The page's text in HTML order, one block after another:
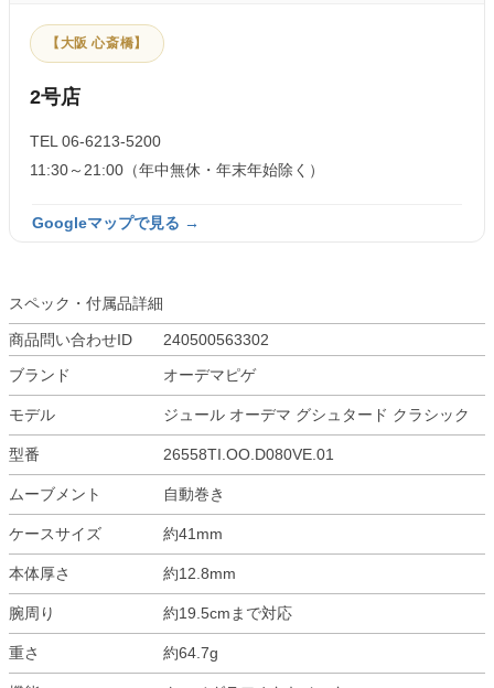
【大阪 心斎橋】
2号店
TEL 06-6213-5200
11:30～21:00（年中無休・年末年始除く）
Googleマップで見る →
スペック・付属品詳細
商品問い合わせID
240500563302
ブランド
オーデマピゲ
モデル ジュール オーデマ グシュタード クラシック
型番 26558TI.OO.D080VE.01
ムーブメント 自動巻き
ケースサイズ 約41mm
本体厚さ 約12.8mm
腕周り 約19.5cmまで対応
重さ 約64.7g